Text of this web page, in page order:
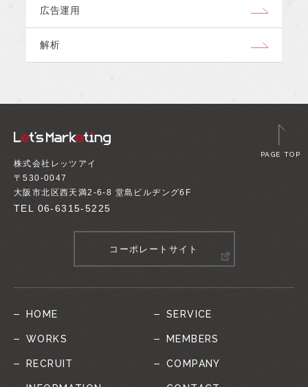
広告運用
解析
PAGE TOP
株式会社レッツアイ
〒530-0047
大阪市北区西天満2-6-8 堂島ビルヂング6F
TEL 06-6315-5225
コーポレートサイト
HOME SERVICE
WORKS MEMBERS
RECRUIT COMPANY